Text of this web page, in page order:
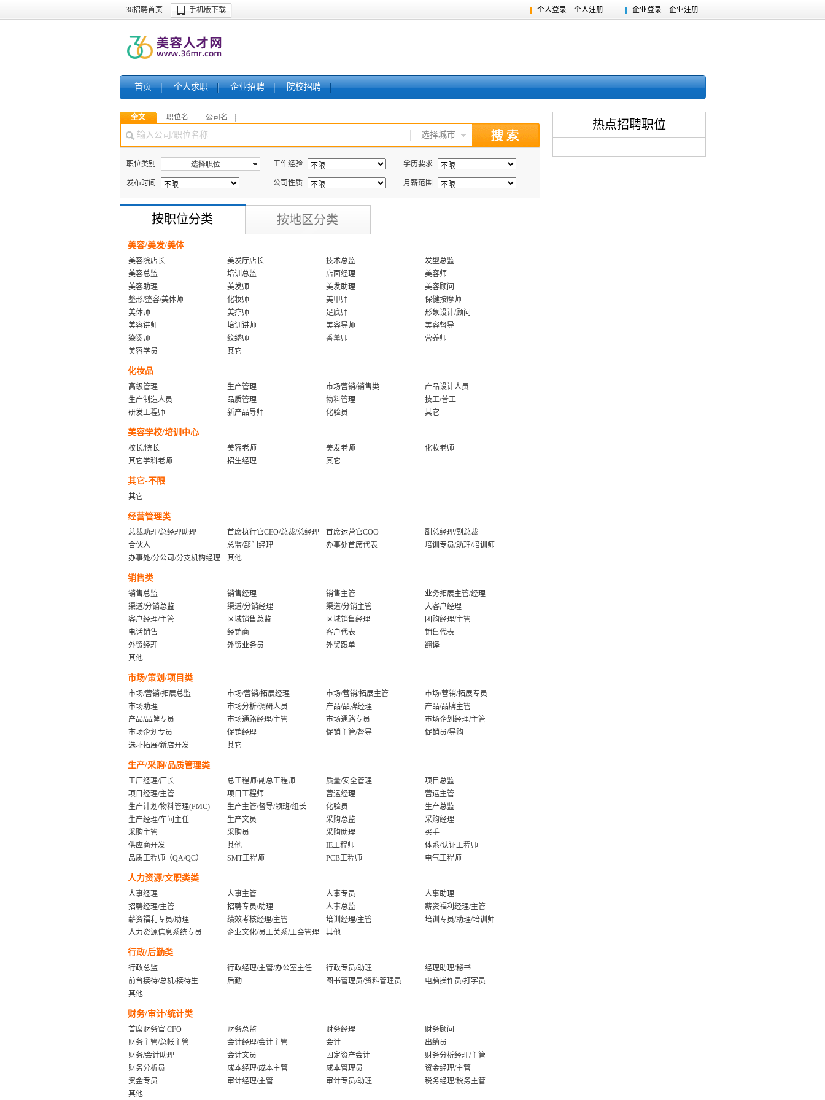
36招聘首页 手机版下载 个人登录 个人注册 企业登录 企业注册
首页 个人求职 企业招聘 院校招聘
全文 职位名 公司名
选择城市
职位类别 选择职位 工作经验 学历要求
发布时间 公司性质 月薪范围
按职位分类 按地区分类
美容/美发/美体
美容院店长 美发厅店长 技术总监
发型总监
美容总监
培训总监 店面经理
美容师
美容助理
美发师 美发助理
美容顾问
整形/整容/美体师
化妆师 美甲师
保健按摩师
美体师
美疗师 足底师
形象设计/顾问
美容讲师
培训讲师 美容导师
美容督导
染烫师
纹绣师 香薰师
营养师
美容学员
其它
化妆品
高级管理 生产管理 市场营销/销售类
产品设计人员
生产制造人员
品质管理 物料管理
技工/普工
研发工程师
新产品导师 化验员 其它
美容学校/培训中心
校长/院长 美容老师 美发老师
化妆老师
其它学科老师
招生经理 其它
其它-不限
其它
经营管理类
总裁助理/总经理助理 首席执行官CEO/总裁/总经理 首席运营官COO
副总经理/副总裁
合伙人
总监/部门经理 办事处首席代表
培训专员/助理/培训师
办事处/分公司/分支机构经理
其他
销售类
销售总监 销售经理 销售主管
业务拓展主管/经理
渠道/分销总监
渠道/分销经理 渠道/分销主管
大客户经理
客户经理/主管
区域销售总监 区域销售经理
团购经理/主管
电话销售
经销商 客户代表
销售代表
外贸经理
外贸业务员 外贸跟单
翻译
其他
市场/策划/项目类
市场/营销/拓展总监 市场/营销/拓展经理 市场/营销/拓展主管
市场/营销/拓展专员
市场助理
市场分析/调研人员 产品/品牌经理
产品/品牌主管
产品/品牌专员
市场通路经理/主管 市场通路专员
市场企划经理/主管
市场企划专员
促销经理 促销主管/督导
促销员/导购
选址拓展/新店开发
其它
生产/采购/品质管理类
工厂经理/厂长 总工程师/副总工程师 质量/安全管理
项目总监
项目经理/主管
项目工程师 营运经理
营运主管
生产计划/物料管理(PMC)
生产主管/督导/领班/组长 化验员
生产总监
生产经理/车间主任
生产文员 采购总监
采购经理
采购主管
采购员 采购助理
买手
供应商开发
其他 IE工程师
体系/认证工程师
品质工程师（QA/QC）
SMT工程师 PCB工程师 电气工程师
人力资源/文职类类
人事经理 人事主管 人事专员
人事助理
招聘经理/主管
招聘专员/助理 人事总监
薪资福利经理/主管
薪资福利专员/助理
绩效考核经理/主管 培训经理/主管
培训专员/助理/培训师
人力资源信息系统专员
企业文化/员工关系/工会管理 其他
行政/后勤类
行政总监 行政经理/主管/办公室主任 行政专员/助理
经理助理/秘书
前台接待/总机/接待生
后勤 图书管理员/资料管理员
电脑操作员/打字员
其他
财务/审计/统计类
首席财务官 CFO 财务总监 财务经理
财务顾问
财务主管/总帐主管
会计经理/会计主管 会计
出纳员
财务/会计助理
会计文员 固定资产会计
财务分析经理/主管
财务分析员
成本经理/成本主管 成本管理员
资金经理/主管
资金专员
审计经理/主管 审计专员/助理
税务经理/税务主管
其他
热点招聘职位